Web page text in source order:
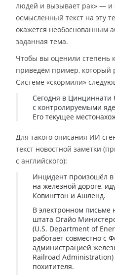
людей и вызывает рак» — и
осмысленный текст на эту
окажется необоснованным
заданная тема.
Чтобы вы оценили степень
приведём пример,
Системе «скормили»
Сегодня в Цинциннати
с контролируемыми
Его текущее
Для такого описания ИИ
текст новостной заметки
с английского):
Инцидент произошёл в
на железной дороге,
Ковингтон и Ашленд.
В электронном письме
штата Огайо
(U.S. Department of
работает совместно с
администрацией
Railroad Administration)
похитителя.